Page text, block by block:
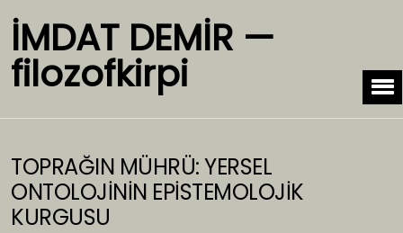
İMDAT DEMİR —
filozofkirpi
TOPRAĞIN MÜHRÜ: YERSEL
ONTOLOJİNİN EPİSTEMOLOJİK
KURGUSU